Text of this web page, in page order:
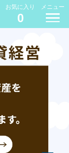
お気に入り
0
メニュー